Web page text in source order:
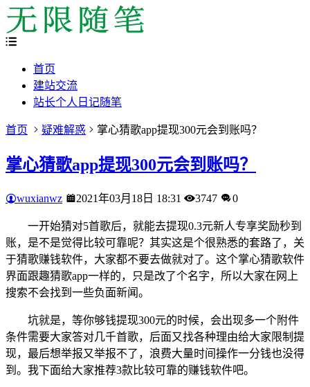
首页
建站交流
站长个人日记随笔
首页 疑难解惑 掌心猜歌app提现300元会到账吗？
掌心猜歌app提现300元会到账吗？
wuxianwz 2021年03月18日 18:31 3747 0
一开始猜对5首歌后，就能去提现0.3元新人专享奖励秒到
账，是不是觉得比较可靠呢？其实这是个很熟悉的套路了，关
于猜歌赚钱软件，大家都不要去做就对了。这个掌心猜歌软件
界面跟趣猜歌app一样的，只是改了个名字，所以大家在网上
搜索不会找到一些负面新闻。
坑就是，等你够钱提现300元的时候，会出现多一个附件
条件需要大家答对几千首歌，后面又找各种理由给大家限制提
现，最后想举报又举报不了，浪费大量时间操作一分钱也没得
到。我下面给大家推荐3款比较可靠的赚钱软件吧。